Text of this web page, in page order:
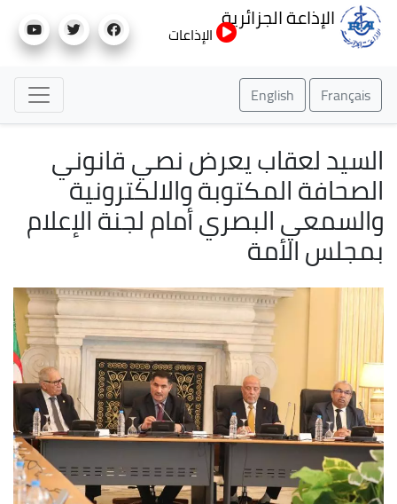
إلى
الإذاعة الجزائرية
الإذاعات
Français
English
السيد لعقاب يعرض نصي قانوني
الصحافة المكتوبة والالكترونية
والسمعي البصري أمام لجنة الإعلام
بمجلس الأمة